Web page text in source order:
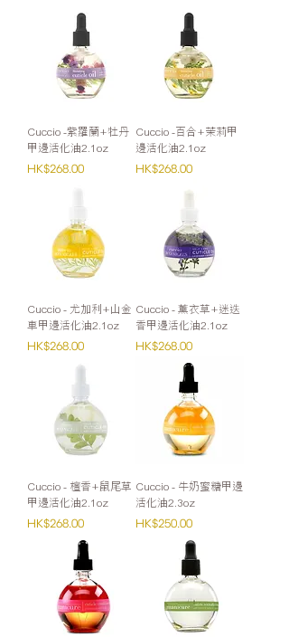
Cuccio -紫羅蘭+牡丹
甲邊活化油2.1oz
價格
HK$268.00
Cuccio -百合+茉莉甲
邊活化油2.1oz
價格
HK$268.00
Cuccio - 尤加利+山金
車甲邊活化油2.1oz
價格
HK$268.00
Cuccio - 薰衣草+迷迭
香甲邊活化油2.1oz
價格
HK$268.00
Cuccio - 檀香+鼠尾草
甲邊活化油2.1oz
價格
HK$268.00
Cuccio - 牛奶蜜糖甲邊
活化油2.3oz
價格
HK$250.00